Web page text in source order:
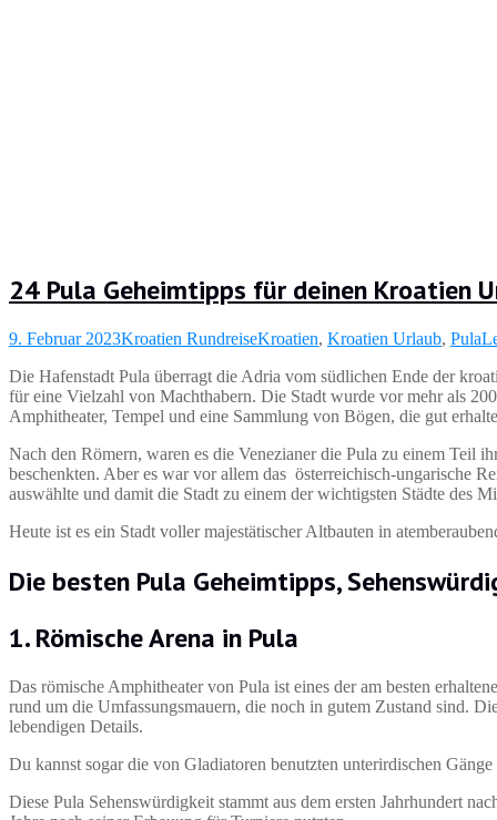
24 Pula Geheimtipps für deinen Kroatien
9. Februar 2023Kroatien RundreiseKroatien, Kroatien Urlaub, Pula
Die Hafenstadt Pula überragt die Adria vom südlichen Ende der
für eine Vielzahl von Machthabern. Die Stadt wurde vor mehr als
Amphitheater, Tempel und eine Sammlung von Bögen, die gut
Nach den Römern, waren es die Venezianer die Pula zu einem Teil
beschenkten. Aber es war vor allem das österreichisch-ungarische
auswählte und damit die Stadt zu einem der wichtigsten Städte des
Heute ist es ein Stadt voller majestätischer Altbauten in
Die besten Pula Geheimtipps,
1. Römische Arena in Pula
Das römische Amphitheater von Pula ist eines der am besten
rund um die Umfassungsmauern, die noch in gutem Zustand sind.
lebendigen Details.
Du kannst sogar die von Gladiatoren benutzten unterirdischen
Diese Pula Sehenswürdigkeit stammt aus dem ersten Jahrhundert